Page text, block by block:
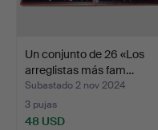
Un conjunto de 26 «Los
arreglistas más fam…
Subastado 2 nov 2024
3 pujas
48 USD